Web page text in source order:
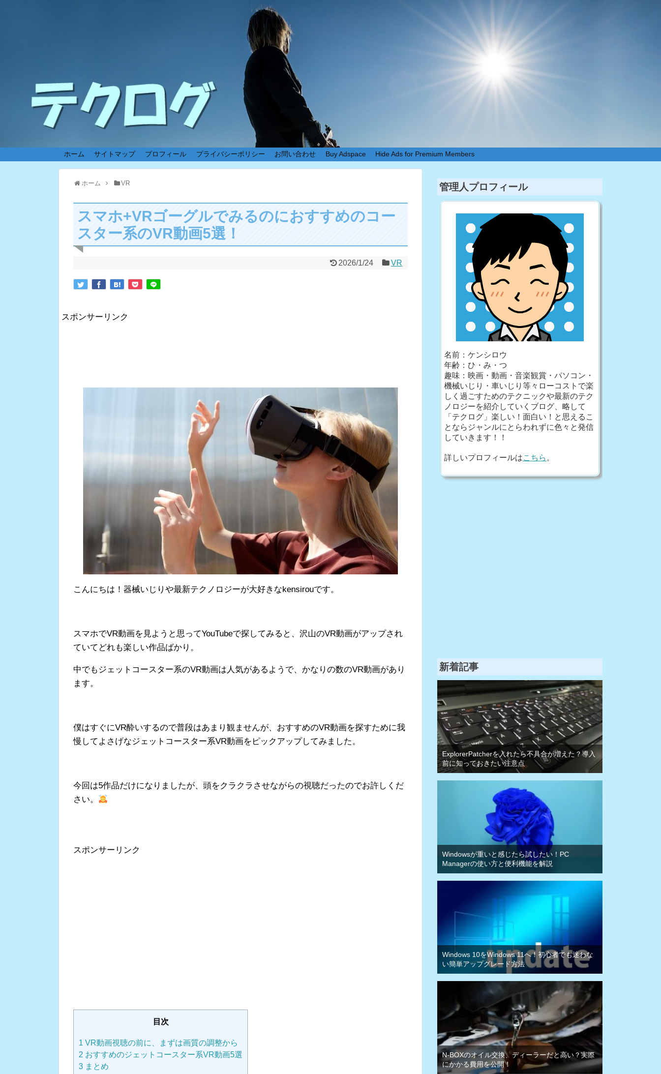
ホーム サイトマップ プロフィール プライバシーポリシー お問い合わせ Buy Adspace Hide Ads for Premium Members
ホーム VR
スマホ+VRゴーグルでみるのにおすすめのコー
スター系のVR動画5選！
2026/1/24 VR
スポンサーリンク
こんにちは！器械いじりや最新テクノロジーが大好きなkensirouです。
スマホでVR動画を見ようと思ってYouTubeで探してみると、沢山のVR動画がアップされ
ていてどれも楽しい作品ばかり。
中でもジェットコースター系のVR動画は人気があるようで、かなりの数のVR動画があり
ます。
僕はすぐにVR酔いするので普段はあまり観ませんが、おすすめのVR動画を探すために我
慢してよさげなジェットコースター系VR動画をピックアップしてみました。
今回は5作品だけになりましたが、頭をクラクラさせながらの視聴だったのでお許しくだ
さい。
スポンサーリンク
目次
1 VR動画視聴の前に、まずは画質の調整から
2 おすすめのジェットコースター系VR動画5選
3 まとめ
管理人プロフィール
名前：ケンシロウ
年齢：ひ・み・つ
趣味：映画・動画・音楽観賞・パソコン・
機械いじり・車いじり等々ローコストで楽
しく過ごすためのテクニックや最新のテク
ノロジーを紹介していくブログ、略して
「テクログ」楽しい！面白い！と思えるこ
とならジャンルにとらわれずに色々と発信
していきます！！
詳しいプロフィールはこちら 。
新着記事
ExplorerPatcherを入れたら不具合が増えた？導入
前に知っておきたい注意点
Windowsが重いと感じたら試したい！PC
Managerの使い方と便利機能を解説
Windows 10をWindows 11へ！初心者でも迷わな
い簡単アップグレード方法
N-BOXのオイル交換、ディーラーだと高い？実際
にかかる費用を公開！